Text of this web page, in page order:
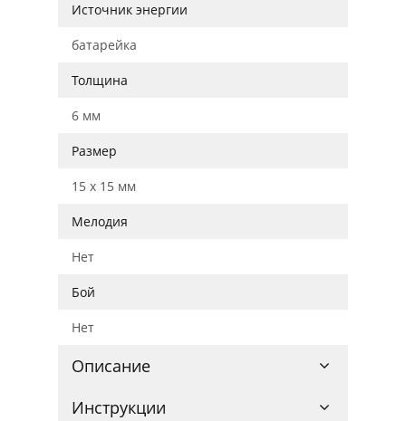
Источник энергии
батарейка
Толщина
6 мм
Размер
15 x 15 мм
Мелодия
Нет
Бой
Нет
Описание
Инструкции